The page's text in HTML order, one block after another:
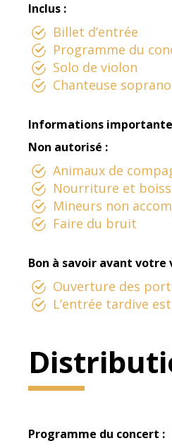
Inclus :
Billet d’entrée
Programme du
Solo de violon
Chanteuse soprano
Informations
Non autorisé :
Animaux de
Nourriture et
Mineurs non
Faire du bruit
Bon à savoir avant votre
Ouverture des
L’entrée tardive
Programme du concert :